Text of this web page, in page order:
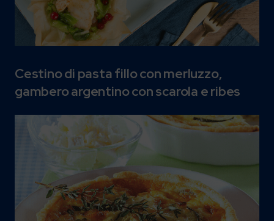
Cestino di pasta fillo con merluzzo,
gambero argentino con scarola e ribes